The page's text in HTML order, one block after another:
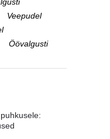
Veepudel
Öövalgusti